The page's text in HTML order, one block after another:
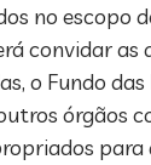
no escopo
convidar as
o Fundo
órgãos
para